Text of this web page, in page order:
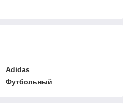
Adidas
Футбольный